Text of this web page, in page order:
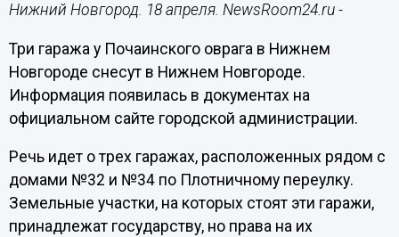
Нижний Новгород. 18 апреля. NewsRoom24.ru -
Три гаража у Почаинского оврага в Нижнем
Новгороде снесут в Нижнем Новгороде.
Информация появилась в документах на
официальном сайте городской администрации.
Речь идет о трех гаражах, расположенных рядом с
домами №32 и №34 по Плотничному переулку.
Земельные участки, на которых стоят эти гаражи,
принадлежат государству, но права на их